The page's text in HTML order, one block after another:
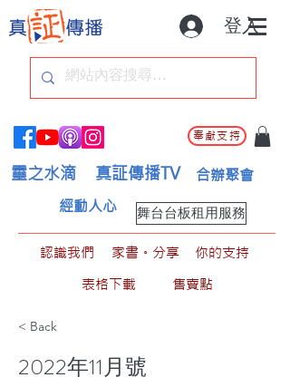
登入
奉獻支持
靈之水滴 真証傳播TV 合辦聚會
舞台台板租用服務
經動人心
認識我們 家書。分享
你的支持
表格下載
售賣點
< Back
2022年11月號